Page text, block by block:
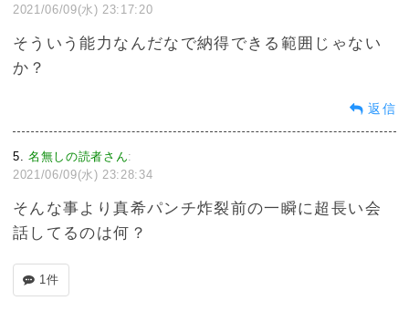
2021/06/09(水) 23:17:20
そういう能力なんだなで納得できる範囲じゃない
か？
返信
5 名無しの読者さん:
2021/06/09(水) 23:28:34
そんな事より真希パンチ炸裂前の一瞬に超長い会
話してるのは何？
1件